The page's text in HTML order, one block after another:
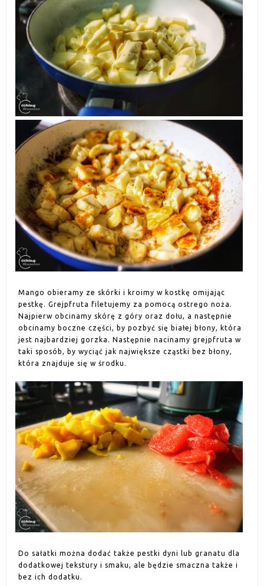
Mango obieramy ze skórki i kroimy w kostkę omijając
pestkę. Grejpfruta filetujemy za pomocą ostrego noża.
Najpierw obcinamy skórę z góry oraz dołu, a następnie
obcinamy boczne części, by pozbyć się białej błony, która
jest najbardziej gorzka. Następnie nacinamy grejpfruta w
taki sposób, by wyciąć jak największe cząstki bez błony,
która znajduje się w środku.
Do sałatki można dodać także pestki dyni lub granatu dla
dodatkowej tekstury i smaku, ale będzie smaczna także i
bez ich dodatku.